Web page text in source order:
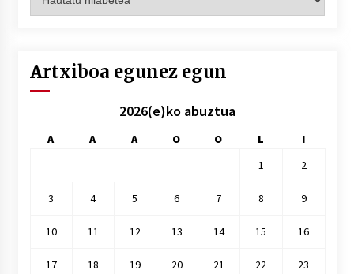
hilez
Artxiboa egunez egun
2026(e)ko abuztua
A A A O O L
I
1
2
3 4 5 6 7 8 9
10 11 12 13 14 15 16
17 18 19 20 21 22 23